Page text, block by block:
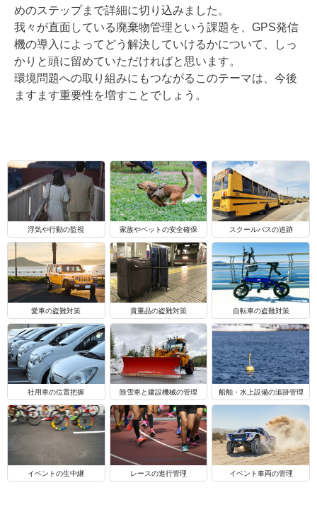
めのステップまで詳細に切り込みました。
我々が直面している廃棄物管理という課題を、GPS発信
機の導入によってどう解決していけるかについて、しっ
かりと頭に留めていただければと思います。
環境問題への取り組みにもつながるこのテーマは、今後
ますます重要性を増すことでしょう。
浮気や行動の監視 家族やペットの安全確保 スクールバスの追跡
愛車の盗難対策 貴重品の盗難対策 自転車の盗難対策
社用車の位置把握 除雪車と建設機械の管理 船舶・水上設備の追跡管理
イベントの生中継 レースの進行管理 イベント車両の管理